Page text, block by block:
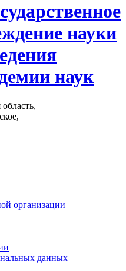
науки
наук
организации
данных